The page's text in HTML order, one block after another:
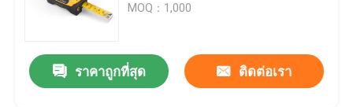
MOQ：1,000
ราคาถูกที่สุด ติดต่อเรา